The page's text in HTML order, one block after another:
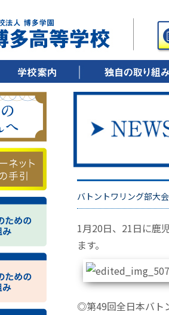
▶ ごあいさつ
▶ 教育方針
▶ 沿革
▶ キャンパスツアー
▶ 施設紹介
▶ 制服紹介
▶ デジタルパンフレット
▶ 校歌ダウンロード ▶ 3年間の笑顔のために
▶ 3年後の笑顔のために
▶ 30歳時の笑顔のため
バトントワリング部大会
1月20日、21日に鹿
ます。
◎第49回全日本バト